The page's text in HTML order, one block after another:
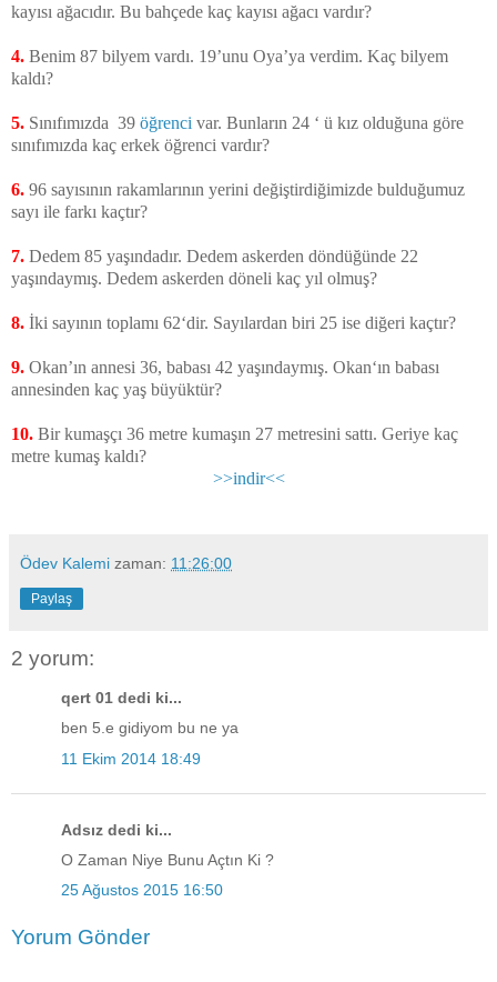
kayısı ağacıdır. Bu bahçede kaç kayısı ağacı vardır?
4. Benim 87 bilyem vardı. 19’unu Oya’ya verdim. Kaç bilyem
kaldı?
5. Sınıfımızda 39 öğrenci var. Bunların 24 ‘ ü kız olduğuna göre
sınıfımızda kaç erkek öğrenci vardır?
6. 96 sayısının rakamlarının yerini değiştirdiğimizde bulduğumuz
sayı ile farkı kaçtır?
7. Dedem 85 yaşındadır. Dedem askerden döndüğünde 22
yaşındaymış. Dedem askerden döneli kaç yıl olmuş?
8. İki sayının toplamı 62‘dir. Sayılardan biri 25 ise diğeri kaçtır?
9. Okan’ın annesi 36, babası 42 yaşındaymış. Okan‘ın babası
annesinden kaç yaş büyüktür?
10. Bir kumaşçı 36 metre kumaşın 27 metresini sattı. Geriye kaç
metre kumaş kaldı?
>>indir<<
Ödev Kalemi zaman: 11:26:00
Paylaş
2 yorum:
qert 01 dedi ki...
ben 5.e gidiyom bu ne ya
11 Ekim 2014 18:49
Adsız dedi ki...
O Zaman Niye Bunu Açtın Ki ?
25 Ağustos 2015 16:50
Yorum Gönder